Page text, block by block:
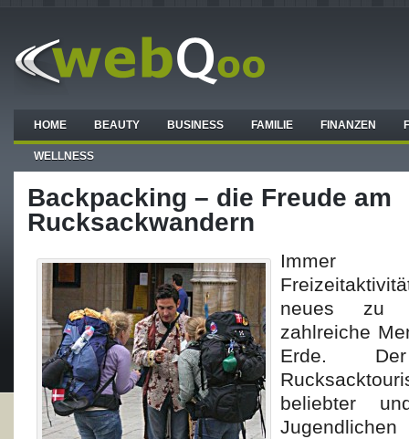
HOME BEAUTY BUSINESS FAMILIE FINANZEN
WELLNESS
Backpacking – die Freude am
Rucksackwandern
Immer
neues zu
zahlreiche
Erde.
beliebter